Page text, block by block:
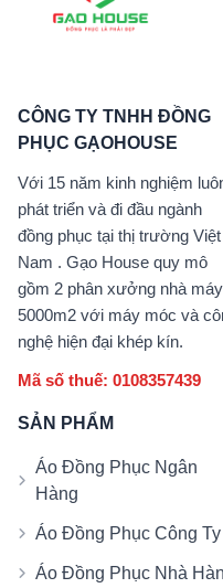
CÔNG TY TNHH ĐỒNG
PHỤC GẠOHOUSE
Với 15 năm kinh nghiệm
phát triển và đi đầu ngành
đồng phục tại thị trường Việt
Nam . Gạo House quy mô
gồm 2 phân xưởng nhà máy
5000m2 với máy móc và
nghệ hiện đại khép kín.
Mã số thuế: 0108357439
SẢN PHẨM
Áo Đồng Phục Ngân
Hàng
Áo Đồng Phục Công Ty
Áo Đồng Phục Nhà